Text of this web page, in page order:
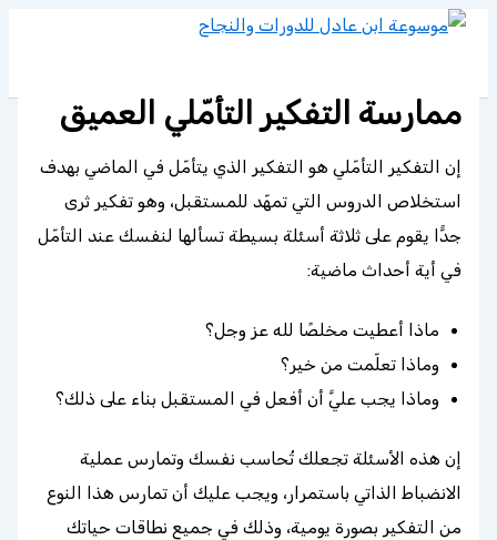
تخطي
المحتوى
ممارسة التفكير التأمّلي العميق
إن التفكير التأمّلي هو التفكير الذي يتأمّل في الماضي بهدف
استخلاص الدروس التي تمهّد للمستقبل، وهو تفكير ثرى
جدًّا يقوم على ثلاثة أسئلة بسيطة تسألها لنفسك عند التأمّل
في أية أحداث ماضية:
ماذا أعطيت مخلصًا لله عز وجل؟
وماذا تعلّمت من خير؟
وماذا يجب عليَّ أن أفعل في المستقبل بناء على ذلك؟
إن هذه الأسئلة تجعلك تُحاسب نفسك وتمارس عملية
الانضباط الذاتي باستمرار، ويجب عليك أن تمارس هذا النوع
من التفكير بصورة يومية، وذلك في جميع نطاقات حياتك